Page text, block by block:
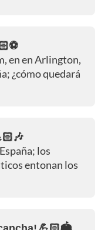
en en Arlington,
¿cómo quedará
los
entonan los